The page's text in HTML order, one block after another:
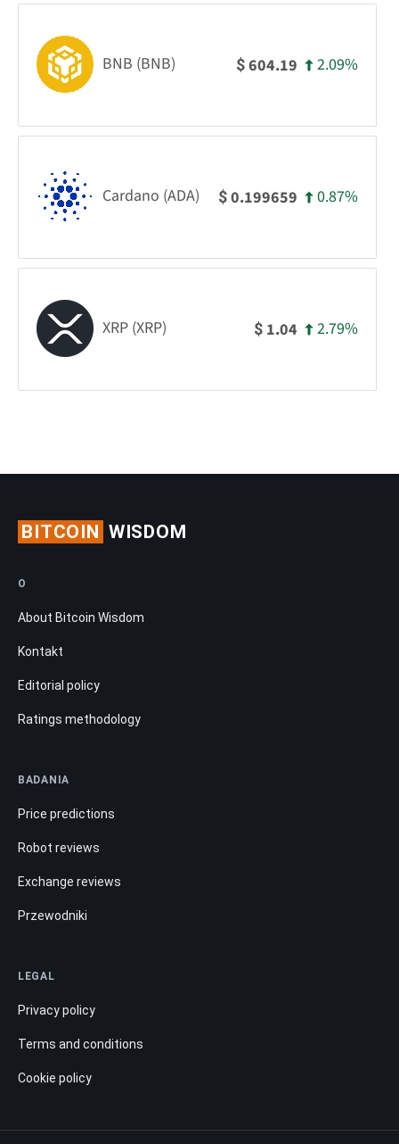
BNB (BNB) $604.19 2.09%
Cardano (ADA) $0.199659 0.87%
XRP (XRP) $ 1.04 2.79%
BITCOIN WISDOM
O
About Bitcoin Wisdom
Kontakt
Editorial policy
Ratings methodology
BADANIA
Price predictions
Robot reviews
Exchange reviews
Przewodniki
LEGAL
Privacy policy
Terms and conditions
Cookie policy